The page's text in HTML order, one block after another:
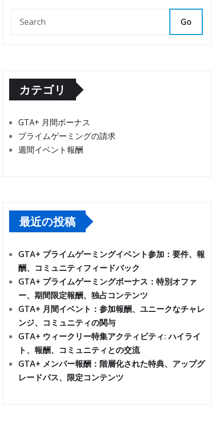
Go
カテゴリ
GTA+ 月間ボーナス
プライムゲーミングの請求
週間イベント報酬
最近の投稿
GTA+ プライムゲーミングイベント参加：要件、報
酬、コミュニティフィードバック
GTA+ プライムゲーミングボーナス：特別オファ
ー、期間限定報酬、独占コンテンツ
GTA+ 月間イベント：参加報酬、ユニークなチャレ
ンジ、コミュニティの関与
GTA+ ウィークリー特集アクティビティ: ハイライ
ト、報酬、コミュニティとの交流
GTA+ メンバー報酬：階層化された特典、アップグ
レードパス、限定コンテンツ